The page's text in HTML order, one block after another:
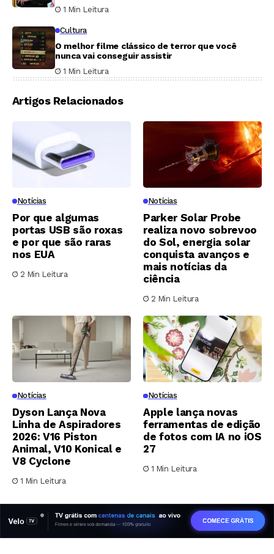
1 Min Leitura
Cultura
O melhor filme clássico de terror que você
nunca vai conseguir assistir
1 Min Leitura
Artigos Relacionados
Notícias
Por que algumas
portas USB são roxas
e por que são raras
nos EUA
2 Min Leitura
Notícias
Parker Solar Probe
realiza novo sobrevoo
do Sol, energia solar
conquista avanços e
mais notícias da
ciência
2 Min Leitura
Notícias
Dyson Lança Nova
Linha de Aspiradores
2026: V16 Piston
Animal, V10 Konical e
V8 Cyclone
1 Min Leitura
Notícias
Apple lança novas
ferramentas de edição
de fotos com IA no iOS
27
1 Min Leitura